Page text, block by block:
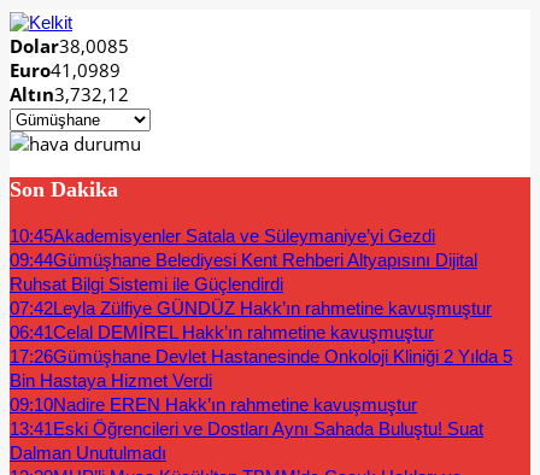
Dolar38,0085
Euro41,0989
Altın3,732,12
Son Dakika
10:45Akademisyenler Satala ve Süleymaniye’yi Gezdi
09:44Gümüşhane Belediyesi Kent Rehberi Altyapısını Dijital
Ruhsat Bilgi Sistemi ile Güçlendirdi
07:42Leyla Zülfiye GÜNDÜZ Hakk’ın rahmetine kavuşmuştur
06:41Celal DEMİREL Hakk’ın rahmetine kavuşmuştur
17:26Gümüşhane Devlet Hastanesinde Onkoloji Kliniği 2 Yılda 5
Bin Hastaya Hizmet Verdi
09:10Nadire EREN Hakk’ın rahmetine kavuşmuştur
13:41Eski Öğrencileri ve Dostları Aynı Sahada Buluştu! Suat
Dalman Unutulmadı